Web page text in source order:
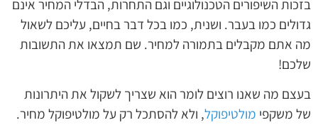
בזכות השיפורים הטכנולוגיים וגם התחרות, הבדלי המחיר אינם
גדולים כמו בעבר. ושנית, כמו בכל דבר בחיים, עליכם לשאול
מה אתם מקבלים בתמורה למחיר. שם תמצאו את התשובות
שלכם!
בעצם מה שאנו רוצים לומר הוא שצריך לשקול את היתרונות
של משקפי מולטיפוקל, ולא להסתכל רק על מולטיפוקל מחיר.